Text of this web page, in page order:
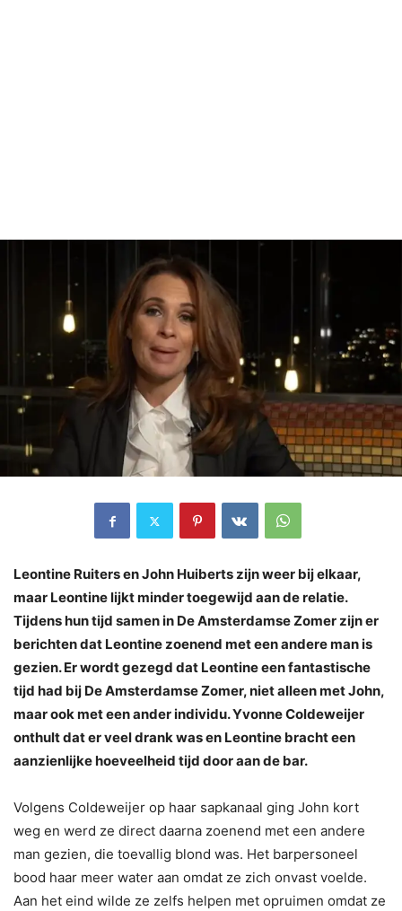
Leontine Ruiters en John Huiberts zijn weer bij elkaar,
maar Leontine lijkt minder toegewijd aan de relatie.
Tijdens hun tijd samen in De Amsterdamse Zomer zijn er
berichten dat Leontine zoenend met een andere man is
gezien. Er wordt gezegd dat Leontine een fantastische
tijd had bij De Amsterdamse Zomer, niet alleen met John,
maar ook met een ander individu. Yvonne Coldeweijer
onthult dat er veel drank was en Leontine bracht een
aanzienlijke hoeveelheid tijd door aan de bar.
Volgens Coldeweijer op haar sapkanaal ging John kort
weg en werd ze direct daarna zoenend met een andere
man gezien, die toevallig blond was. Het barpersoneel
bood haar meer water aan omdat ze zich onvast voelde.
Aan het eind wilde ze zelfs helpen met opruimen omdat ze